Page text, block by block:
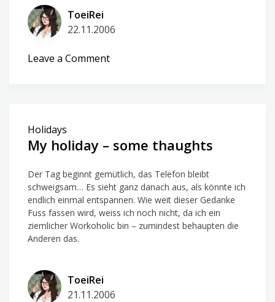
ToeiRei
22.11.2006
Leave a Commenton
Holidays
My holiday – some thaughts
Der Tag beginnt gemütlich, das Telefon bleibt
schweigsam… Es sieht ganz danach aus, als könnte ich
endlich einmal entspannen. Wie weit dieser Gedanke
Fuss fassen wird, weiss ich noch nicht, da ich ein
ziemlicher Workoholic bin – zumindest behaupten die
Anderen das.
ToeiRei
21.11.2006